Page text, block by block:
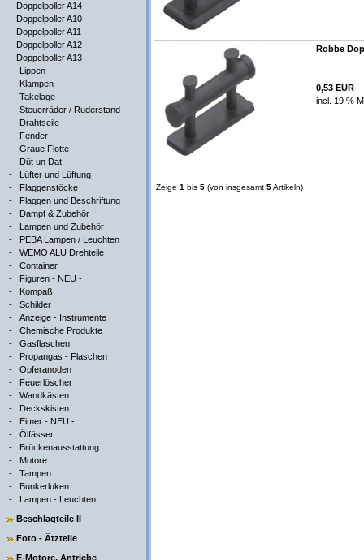
Doppelpoller A14
Doppelpoller A10
Doppelpoller A11
Doppelpoller A12
Doppelpoller A13
- Lippen
- Klampen
- Takelage
- Steuerräder / Ruderstand
- Drahtseile
- Fender
- Graue Flotte
- Düt un Dat
- Lüfter und Lüftung
- Flaggenstöcke
- Flaggen und Beschriftung
- Dampf & Zubehör
- Lampen und Zubehör
- PEBA Lampen / Leuchten
- WEMO ALU Drehteile
- Container
- Figuren - NEU -
- Kompaß
- Schilder
- Anzeige - Instrumente
- Chemische Produkte
- Gasflaschen
- Propangas - Flaschen
- Opferanoden
- Feuerlöscher
- Wandkästen
- Deckskisten
- Eimer - NEU -
- Ölfässer
- Brückenausstattung
- Motore
- Tampen
- Bunkerluken
- Lampen - Leuchten
Beschlagteile II
Foto - Ätzteile
E-Motore, Antriebe
Robbe
0,53 EUR
incl. 19 %
Zeige 1 bis 5 (von insgesamt 5Artikeln)